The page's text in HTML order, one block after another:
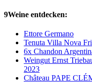
9Weine entdecken:
Ettore Germano
Tenuta Villa Nova
6x Chandon
Weingut Ernst
2023
Château PAPE